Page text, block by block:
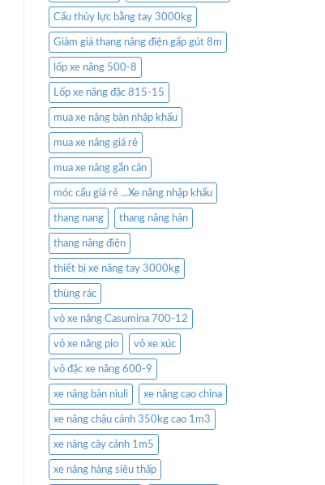
Cẩu thủy lực bằng tay 3000kg
Giảm giá thang nâng điện gấp gút 8m
lốp xe nâng 500-8
Lốp xe nâng đặc 815-15
mua xe nâng bàn nhập khẩu
mua xe nâng giá rẻ
mua xe nâng gắn cân
móc cẩu giá rẻ ...Xe nâng nhập khẩu
thang nang thang nâng hàn
thang nâng điện
thiết bị xe nâng tay 3000kg
thùng rác
vỏ xe nâng Casumina 700-12
vỏ xe nâng pio vỏ xe xúc
vỏ đặc xe nâng 600-9
xe nâng bàn niuli xe nâng cao china
xe nâng chậu cảnh 350kg cao 1m3
xe nâng cây cảnh 1m5
xe nâng hàng siêu thấp